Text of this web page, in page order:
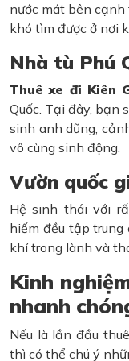
nước mát bên
khó tìm được ở nơi
Nhà tù Phú
Thuê xe đi Kiên
Quốc. Tại đây, bạn
sinh anh dũng,
vô cùng sinh động.
Vườn quốc
Hệ sinh thái với
hiếm đều tập trung
khí trong lành và
Kinh
nhanh
Nếu là lần đầu
thì có thể chú ý